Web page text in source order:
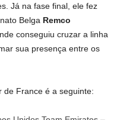
Já na fase final, ele fez
Belga Remco
conseguiu cruzar a linha
sua presença entre os
de France é a seguinte: